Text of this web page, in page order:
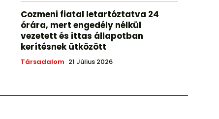
Cozmeni fiatal letartóztatva 24
órára, mert engedély nélkül
vezetett és ittas állapotban
kerítésnek ütközött
Társadalom 21 Július 2026